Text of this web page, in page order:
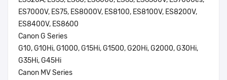
ES7000V, ES75, ES8000V, ES8100, ES8100V, ES8200V,
ES8400V, ES8600
Canon G Series
G10, G10Hi, G1000, G15Hi, G1500, G20Hi, G2000, G30Hi,
G35Hi, G45Hi
Canon MV Series